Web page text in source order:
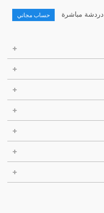
دردشة مباشرة حساب مجاني